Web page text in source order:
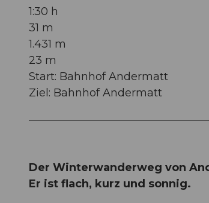
1:30 h
31 m
1.431 m
23 m
Start: Bahnhof Andermatt
Ziel: Bahnhof Andermatt
Der Winterwanderweg von
Er ist flach, kurz und sonnig.